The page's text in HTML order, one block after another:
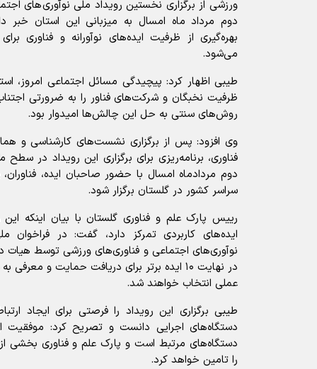
ورزشی از برگزاری نخستین رویداد ملی نوآوری‌های
دوم مرداد ماه امسال به میزبانی این استان
بهره‌گیری از ظرفیت ایده‌های نوآورانه و فناوری
می‌شود.
طیبی اظهار کرد: پیچیدگی مسائل اجتماعی امروز،
ظرفیت نخبگان و شرکت‌های فناور را به ضرورتی
روش‌های سنتی به حل این چالش‌ها امیدوار بود.
وی افزود: پس از برگزاری نشست‌های کارشناسی و
فناوری، برنامه‌ریزی برای برگزاری این رویداد در
دوم مردادماه امسال با حضور صاحبان ایده،
سراسر کشور در گلستان برگزار شود.
رییس پارک علم و فناوری گلستان با بیان اینکه
ایده‌های کاربردی تمرکز دارد، گفت: در فراخوان
نوآوری‌های اجتماعی و فناوری‌های ورزشی توسط
در نهایت ۱۰ ایده برتر برای دریافت حمایت و
عملی انتخاب خواهند شد.
طیبی برگزاری این رویداد را فرصتی برای ایجاد
دستگاه‌های اجرایی دانست و تصریح کرد: موفقیت
دستگاه‌های مرتبط است و پارک علم و فناوری بخشی
را تامین خواهد کرد.